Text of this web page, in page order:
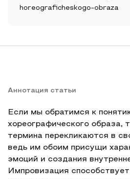
horeograficheskogo-obraza
Аннотация статьи
Если мы обратимся к
хореографического образа,
термина перекликаются в
ведь им обоим присущи
эмоций и создания
Импровизация способствует